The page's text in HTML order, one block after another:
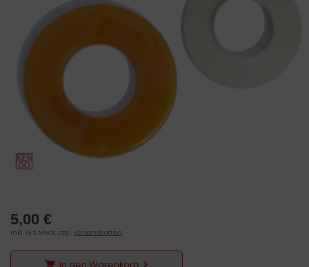
5,00 €
inkl. 19 % MwSt. zzgl. Versandkosten
In den Warenkorb